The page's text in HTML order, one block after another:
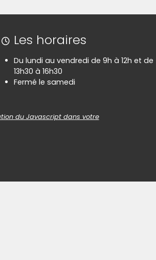
Les horaires
Du lundi au vendredi de 9h à 12h et de
13h30 à 16h30
Fermé le samedi
du Javascript dans votre